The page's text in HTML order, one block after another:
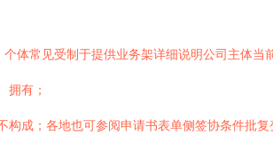
体常见受制于提供业务架详细说明公司主体
拥有；
成；各地也可参阅申请书表单侧签协条件批复